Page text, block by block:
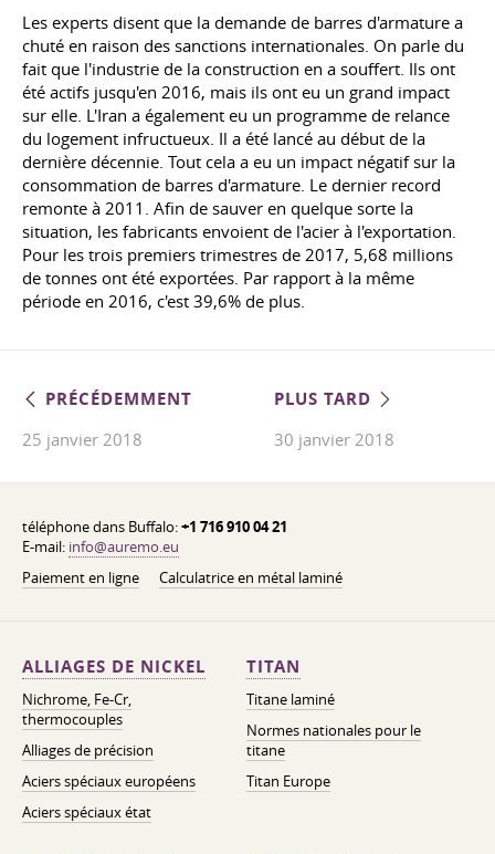
Les experts disent que la demande de barres d'armature a
chuté en raison des sanctions internationales. On parle du
fait que l'industrie de la construction en a souffert. Ils ont
été actifs jusqu'en 2016, mais ils ont eu un grand impact
sur elle. L'Iran a également eu un programme de relance
du logement infructueux. Il a été lancé au début de la
dernière décennie. Tout cela a eu un impact négatif sur la
consommation de barres d'armature. Le dernier record
remonte à 2011. Afin de sauver en quelque sorte la
situation, les fabricants envoient de l'acier à l'exportation.
Pour les trois premiers trimestres de 2017, 5,68 millions
de tonnes ont été exportées. Par rapport à la même
période en 2016, c'est 39,6% de plus.
PRÉCÉDEMMENT
25 janvier 2018
PLUS TARD
30 janvier 2018
téléphone dans Buffalo:+1 716 910 04 21
E-mail: info@auremo.eu
Paiement en ligne
Calculatrice en métal laminé
ALLIAGES DE NICKEL
Nichrome, Fe-Cr,
thermocouples
Alliages de précision
Aciers spéciaux européens
Aciers spéciaux état
TITAN
Titane laminé
Normes nationales pour le
titane
Titan Europe